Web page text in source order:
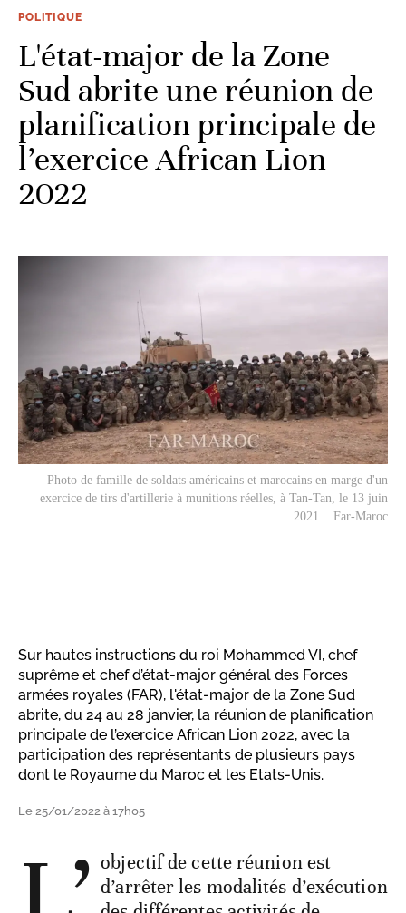
POLITIQUE
L'état-major de la Zone
Sud abrite une réunion de
planification principale de
l’exercice African Lion
2022
Photo de famille de soldats américains et marocains en marge d'un
exercice de tirs d'artillerie à munitions réelles, à Tan-Tan, le 13 juin
2021. . Far-Maroc
Sur hautes instructions du roi Mohammed VI, chef
suprême et chef d’état-major général des Forces
armées royales (FAR), l'état-major de la Zone Sud
abrite, du 24 au 28 janvier, la réunion de planification
principale de l’exercice African Lion 2022, avec la
participation des représentants de plusieurs pays
dont le Royaume du Maroc et les Etats-Unis.
Le 25/01/2022 à 17h05
objectif de cette réunion est
d’arrêter les modalités d’exécution